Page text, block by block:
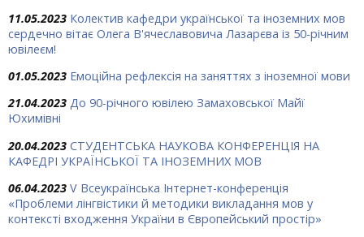
11.05.2023 Колектив кафедри української та іноземних мов
сердечно вітає Олега В'ячеславовича Лазарєва із 50-річним
ювілеєм!
01.05.2023 Емоційна рефлексія на заняттях з іноземної мови
21.04.2023 До 90-річного ювілею Замаховської Майї
Юхимівні
20.04.2023 СТУДЕНТСЬКА НАУКОВА КОНФЕРЕНЦІЯ НА
КАФЕДРІ УКРАЇНСЬКОЇ ТА ІНОЗЕМНИХ МОВ
06.04.2023 V Всеукраїнська Інтернет-конференція
«Проблеми лінгвістики й методики викладання мов у
контексті входження України в Європейський простір»